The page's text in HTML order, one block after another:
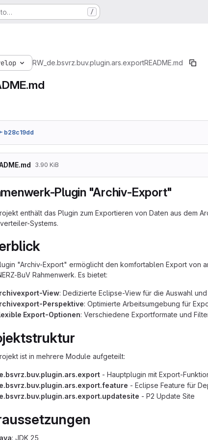
/
RW_de.bsvrz.buv.plugin.ars.exportREADME.md
b28c19dd
3.90 KiB
Plugin "Archiv-Export"
enthält das Plugin zum Exportieren von Daten aus dem
Systems.
"Archiv-Export" ermöglicht den komfortablen Export von
BuV Rahmenwerk. Es bietet:
View: Dedizierte Eclipse-View für die Auswahl
Perspektive: Optimierte Arbeitsumgebung für
Export-Optionen: Verschiedene Exportformate und
ist in mehrere Module aufgeteilt:
- Hauptplugin mit Export-
- Eclipse Feature für
- P2 Update Site
: JDK 25